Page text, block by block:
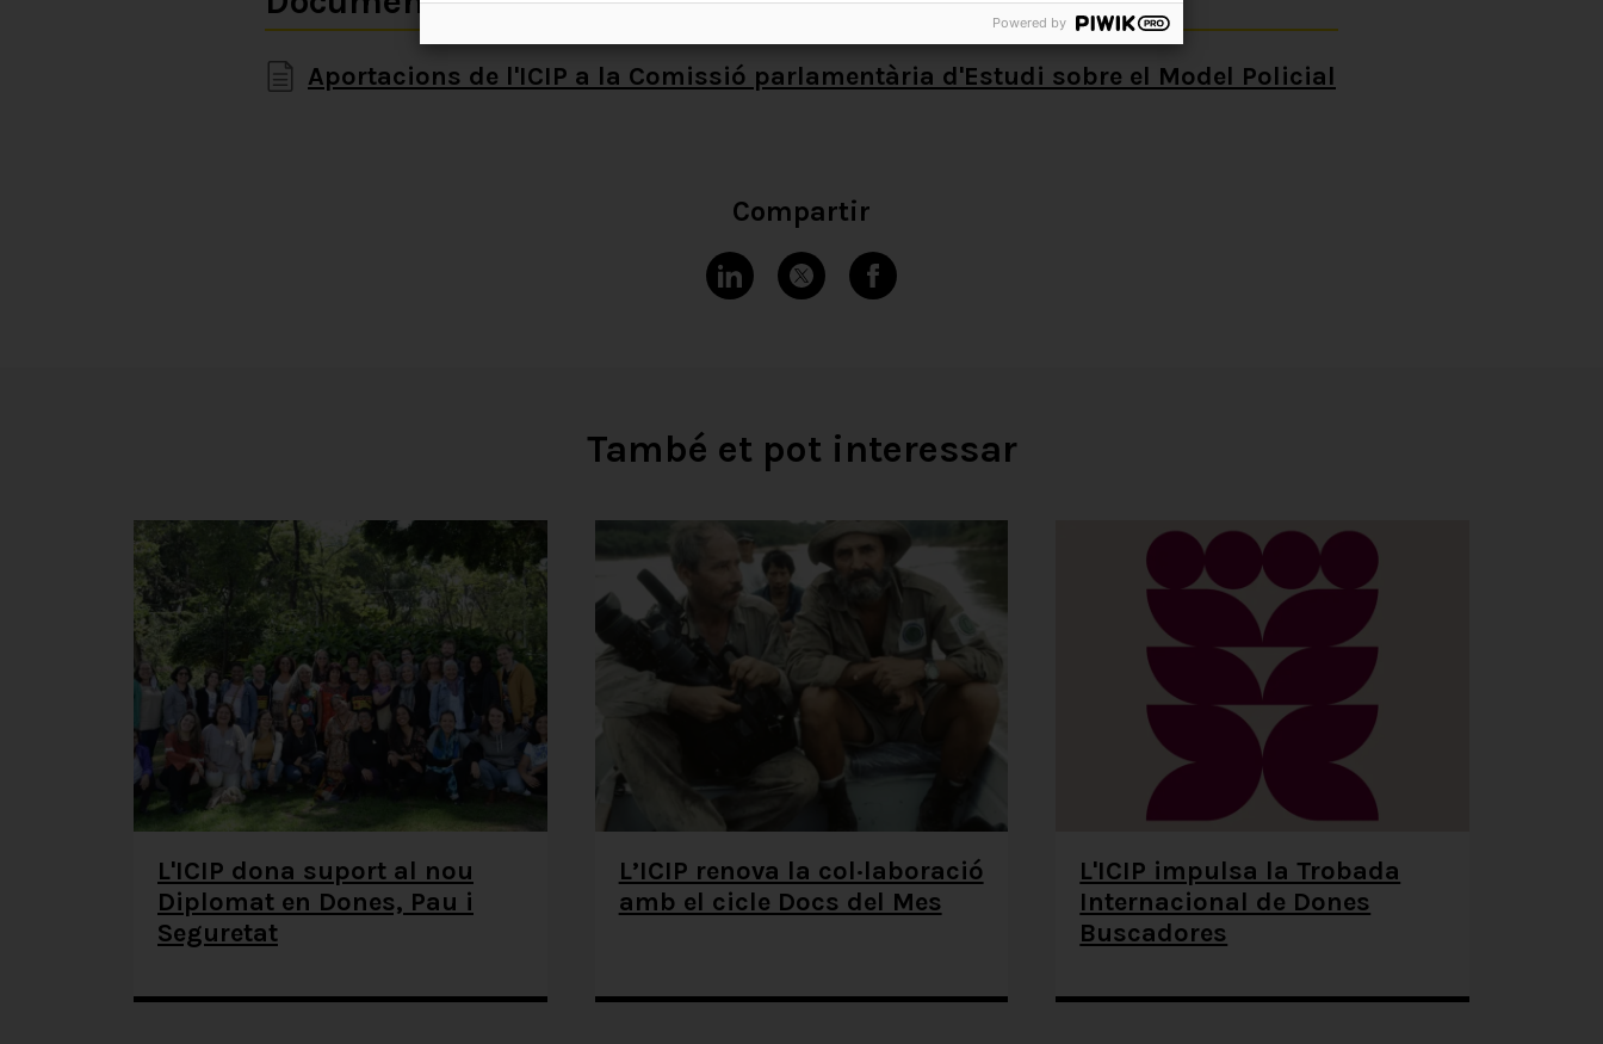
Aportacions de l'ICIP a la Comissió parlamentària d'Estudi sobre el Model Policial
Compartir
També et pot interessar
L'ICIP dona suport al nou
Diplomat en Dones, Pau i
Seguretat
L’ICIP renova la col·laboració
amb el cicle Docs del Mes
L'ICIP impulsa la Trobada
Internacional de Dones
Buscadores
Powered by